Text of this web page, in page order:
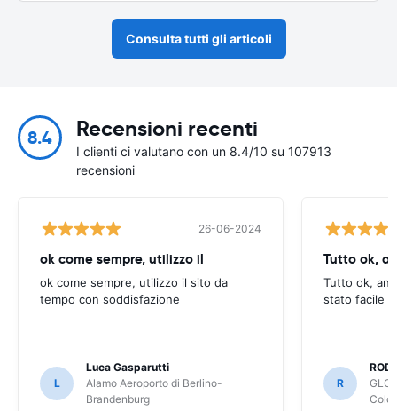
Consulta tutti gli articoli
8.4 Recensioni recenti
I clienti ci valutano con un 8.4/10 su 107913
recensioni
26-06-2024
ok come sempre, utilizzo il
ok come sempre, utilizzo il sito da
tempo con soddisfazione
L
Luca Gasparutti
Alamo Aeroporto di Berlino-
Brandenburg
Tutto ok,
Tutto ok,
stato facile
R